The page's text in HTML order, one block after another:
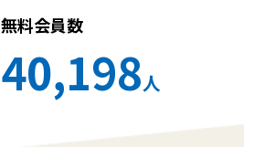
無料会員数
40,198人